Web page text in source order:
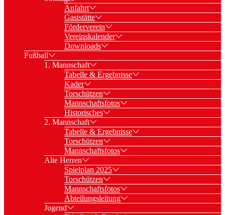
Anfahrt
Gaststätte
Förderverein
Vereinskalender
Downloads
Fußball
1. Mannschaft
Tabelle & Ergebnisse
Kader
Torschützen
Mannschaftsfotos
Historisches
2. Mannschaft
Tabelle & Ergebnisse
Torschützen
Mannschaftsfotos
Alte Herren
Spielplan 2025
Torschützen
Mannschaftsfotos
Abteilungsleitung
Jugend